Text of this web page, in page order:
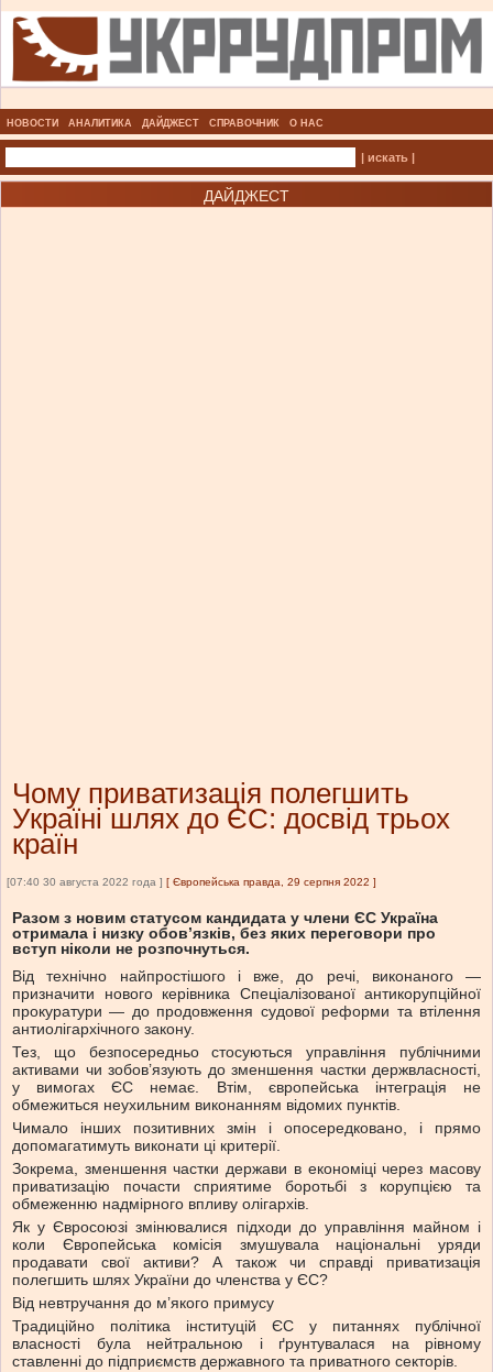
НОВОСТИ АНАЛИТИКА ДАЙДЖЕСТ СПРАВОЧНИК О НАС
| искать |
ДАЙДЖЕСТ
Чому приватизація полегшить
Україні шлях до ЄС: досвід трьох
країн
[07:40 30 августа 2022 года ] [ Європейська правда, 29 серпня 2022 ]
Разом з новим статусом кандидата у члени ЄС Україна
отримала і низку обов’язків, без яких переговори про
вступ ніколи не розпочнуться.
Від технічно найпростішого і вже, до речі, виконаного —
призначити нового керівника Спеціалізованої антикорупційної
прокуратури — до продовження судової реформи та втілення
антиолігархічного закону.
Тез, що безпосередньо стосуються управління публічними
активами чи зобов’язують до зменшення частки держвласності,
у вимогах ЄС немає. Втім, європейська інтеграція не
обмежиться неухильним виконанням відомих пунктів.
Чимало інших позитивних змін і опосередковано, і прямо
допомагатимуть виконати ці критерії.
Зокрема, зменшення частки держави в економіці через масову
приватизацію почасти сприятиме боротьбі з корупцією та
обмеженню надмірного впливу олігархів.
Як у Євросоюзі змінювалися підходи до управління майном і
коли Європейська комісія змушувала національні уряди
продавати свої активи? А також чи справді приватизація
полегшить шлях України до членства у ЄС?
Від невтручання до м’якого примусу
Традиційно політика інституцій ЄС у питаннях публічної
власності була нейтральною і ґрунтувалася на рівному
ставленні до підприємств державного та приватного секторів.